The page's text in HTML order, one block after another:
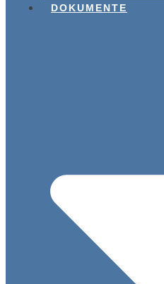
DOKUMENTE